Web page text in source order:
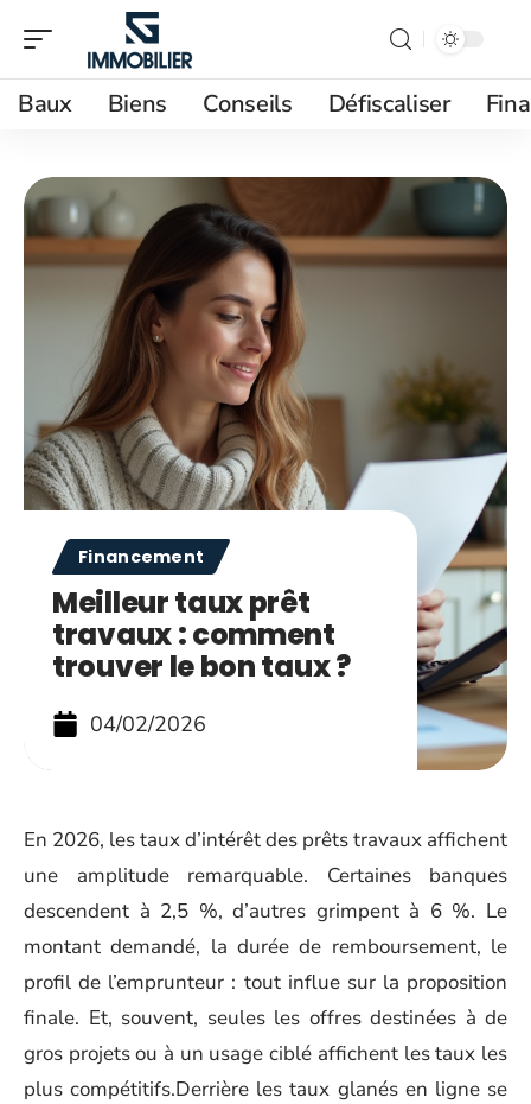
Baux Biens Conseils Défiscaliser
Financement
Meilleur taux prêt
travaux : comment
trouver le bon taux ?
04/02/2026
En 2026, les taux d’intérêt des prêts travaux affichent
une amplitude remarquable. Certaines banques
descendent à 2,5 %, d’autres grimpent à 6 %. Le
montant demandé, la durée de remboursement, le
profil de l’emprunteur : tout influe sur la proposition
finale. Et, souvent, seules les offres destinées à de
gros projets ou à un usage ciblé affichent les taux les
plus compétitifs.Derrière les taux glanés en ligne se